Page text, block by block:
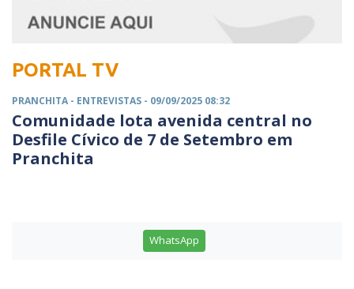
PORTAL TV
PRANCHITA - ENTREVISTAS - 09/09/2025 08:32
Comunidade lota avenida central no
Desfile Cívico de 7 de Setembro em
Pranchita
WhatsApp